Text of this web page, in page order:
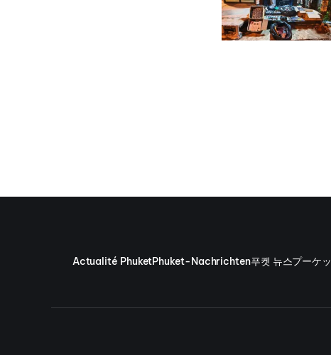
Actualité PhuketPhuket-Nachrichten푸켓 뉴스プーケ